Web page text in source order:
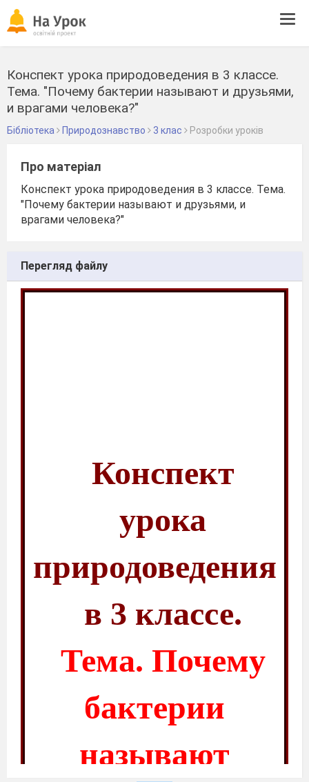
Конспект урока природоведения в 3 классе.
Тема. "Почему бактерии называют и друзьями,
и врагами человека?"
Бібліотека Природознавство 3 клас Розробки уроків
Про матеріал
Конспект урока природоведения в 3 классе. Тема.
"Почему бактерии называют и друзьями, и
врагами человека?"
Перегляд файлу
Конспект
урока
природоведения
в 3 классе.
Тема. Почему
бактерии
называют